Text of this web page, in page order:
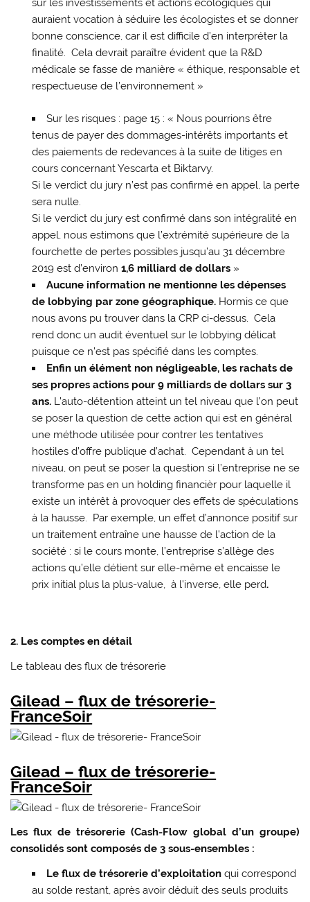
sur les investissements et actions écologiques qui
auraient vocation à séduire les écologistes et se donner
bonne conscience, car il est difficile d’en interpréter la
finalité. Cela devrait paraître évident que la R&D
médicale se fasse de manière « éthique, responsable et
respectueuse de l’environnement »
Sur les risques : page 15 : « Nous pourrions être
tenus de payer des dommages-intérêts importants et
des paiements de redevances à la suite de litiges en
cours concernant Yescarta et Biktarvy.
Si le verdict du jury n’est pas confirmé en appel, la perte
sera nulle.
Si le verdict du jury est confirmé dans son intégralité en
appel, nous estimons que l’extrémité supérieure de la
fourchette de pertes possibles jusqu’au 31 décembre
2019 est d’environ 1,6 milliard de dollars»
Aucune information ne mentionne les dépenses
de lobbying par zone géographique. Hormis ce que
nous avons pu trouver dans la CRP ci-dessus. Cela
rend donc un audit éventuel sur le lobbying délicat
puisque ce n’est pas spécifié dans les comptes.
Enfin un élément non négligeable, les rachats de
ses propres actions pour 9 milliards de dollars sur 3
ans. L’auto-détention atteint un tel niveau que l’on peut
se poser la question de cette action qui est en général
une méthode utilisée pour contrer les tentatives
hostiles d’offre publique d’achat. Cependant à un tel
niveau, on peut se poser la question si l’entreprise ne se
transforme pas en un holding financièr pour laquelle il
existe un intérêt à provoquer des effets de spéculations
à la hausse. Par exemple, un effet d’annonce positif sur
un traitement entraîne une hausse de l’action de la
société : si le cours monte, l’entreprise s’allège des
actions qu’elle détient sur elle-même et encaisse le
prix initial plus la plus-value, à l’inverse, elle perd.
2. Les comptes en détail
Le tableau des flux de trésorerie
Gilead – flux de trésorerie-
FranceSoir
Gilead – flux de trésorerie-
FranceSoir
Les flux de trésorerie (Cash-Flow global d’un groupe)
consolidés sont composés de 3 sous-ensembles :
Le flux de trésorerie d’exploitationqui correspond
au solde restant, après avoir déduit des seuls produits